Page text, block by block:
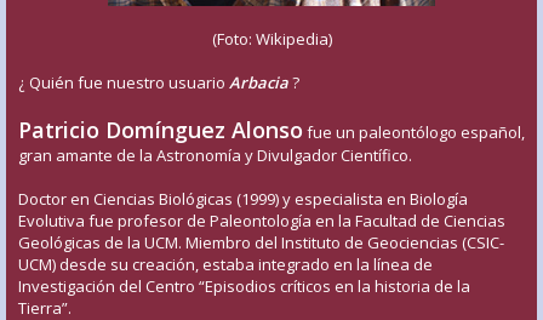
(Foto: Wikipedia)
¿ Quién fue nuestro usuario Arbacia?
Patricio Domínguez Alonso fue un paleontólogo español,
gran amante de la Astronomía y Divulgador Científico.
Doctor en Ciencias Biológicas (1999) y especialista en Biología
Evolutiva fue profesor de Paleontología en la Facultad de Ciencias
Geológicas de la UCM. Miembro del Instituto de Geociencias (CSIC-
UCM) desde su creación, estaba integrado en la línea de
Investigación del Centro “Episodios críticos en la historia de la
Tierra”.